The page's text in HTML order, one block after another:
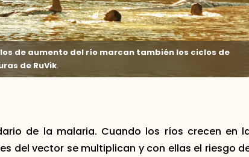
de aumento del río marcan también los ciclos de
de RuVik.
de la malaria. Cuando los ríos crecen en
del vector se multiplican y con ellas el riesgo